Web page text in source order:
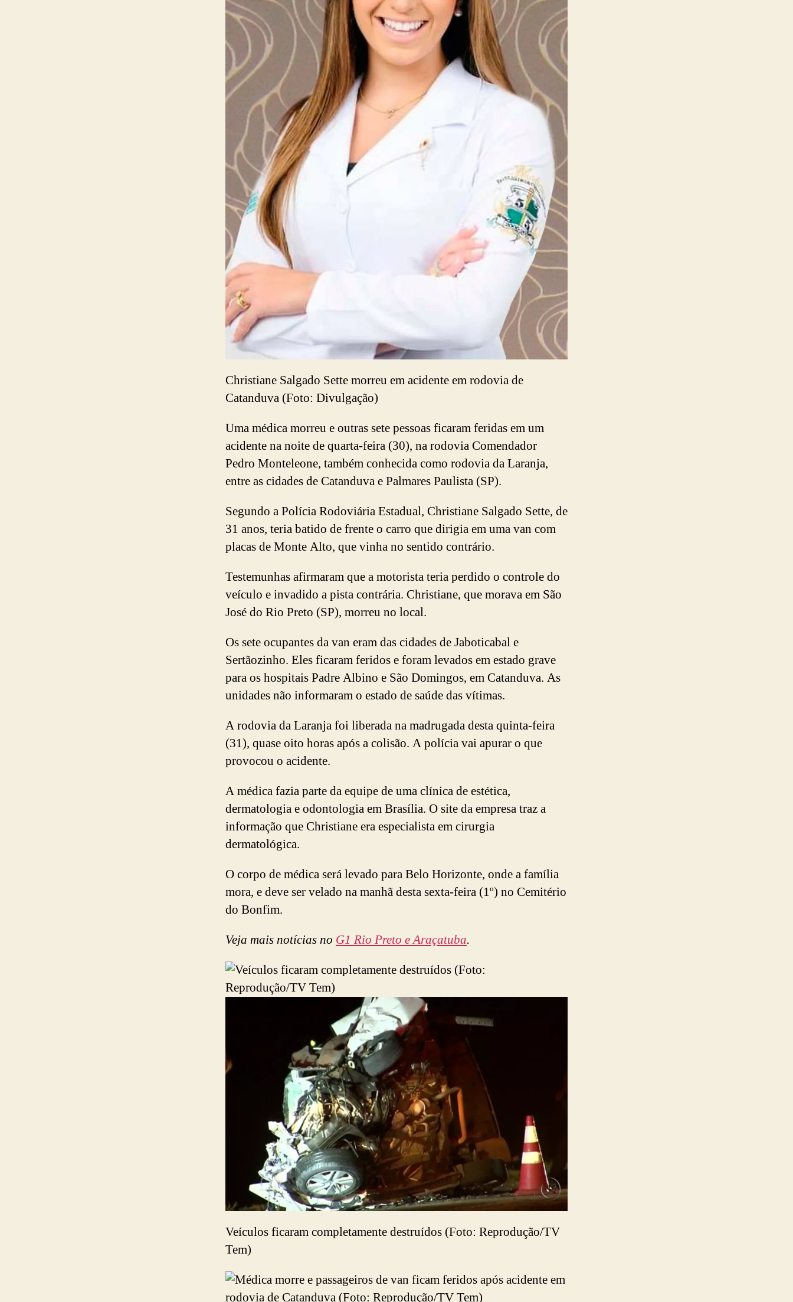
Christiane Salgado Sette morreu em acidente em rodovia de
Catanduva (Foto: Divulgação)
Uma médica morreu e outras sete pessoas ficaram feridas em um
acidente na noite de quarta-feira (30), na rodovia Comendador
Pedro Monteleone, também conhecida como rodovia da Laranja,
entre as cidades de Catanduva e Palmares Paulista (SP).
Segundo a Polícia Rodoviária Estadual, Christiane Salgado Sette, de
31 anos, teria batido de frente o carro que dirigia em uma van com
placas de Monte Alto, que vinha no sentido contrário.
Testemunhas afirmaram que a motorista teria perdido o controle do
veículo e invadido a pista contrária. Christiane, que morava em São
José do Rio Preto (SP), morreu no local.
Os sete ocupantes da van eram das cidades de Jaboticabal e
Sertãozinho. Eles ficaram feridos e foram levados em estado grave
para os hospitais Padre Albino e São Domingos, em Catanduva. As
unidades não informaram o estado de saúde das vítimas.
A rodovia da Laranja foi liberada na madrugada desta quinta-feira
(31), quase oito horas após a colisão. A polícia vai apurar o que
provocou o acidente.
A médica fazia parte da equipe de uma clínica de estética,
dermatologia e odontologia em Brasília. O site da empresa traz a
informação que Christiane era especialista em cirurgia
dermatológica.
O corpo de médica será levado para Belo Horizonte, onde a família
mora, e deve ser velado na manhã desta sexta-feira (1º) no Cemitério
do Bonfim.
Veja mais notícias no G1 Rio Preto e Araçatuba.
Veículos ficaram completamente destruídos (Foto: Reprodução/TV
Tem)